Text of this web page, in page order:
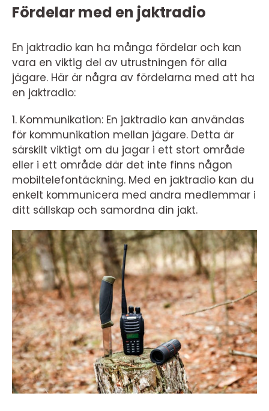
Fördelar med en jaktradio
En jaktradio kan ha många fördelar och kan
vara en viktig del av utrustningen för alla
jägare. Här är några av fördelarna med att ha
en jaktradio:
1. Kommunikation: En jaktradio kan användas
för kommunikation mellan jägare. Detta är
särskilt viktigt om du jagar i ett stort område
eller i ett område där det inte finns någon
mobiltelefontäckning. Med en jaktradio kan du
enkelt kommunicera med andra medlemmar i
ditt sällskap och samordna din jakt.